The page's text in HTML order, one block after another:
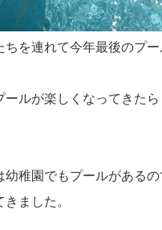
ちを連れて今年最後のプ
ールが楽しくなってきた
幼稚園でもプールがある
ました。